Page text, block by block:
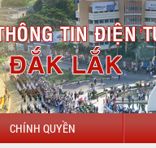
CHÍNH QUYỀN